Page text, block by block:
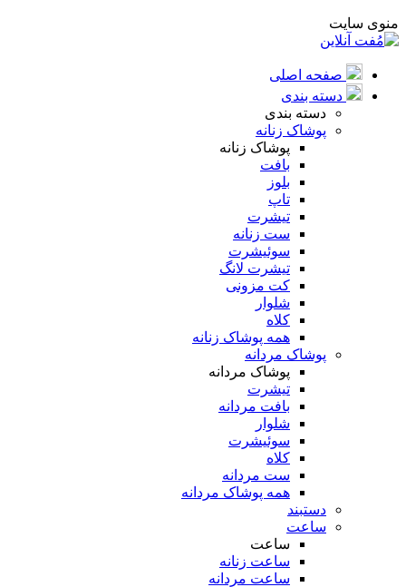
منوی سایت
صفحه اصلی
دسته بندی
دسته بندی
پوشاک زنانه
پوشاک زنانه
بافت
بلوز
تاپ
تیشرت
ست زنانه
سوئیشرت
تیشرت لانگ
کت مزونی
شلوار
کلاه
همه پوشاک زنانه
پوشاک مردانه
پوشاک مردانه
تیشرت
بافت مردانه
شلوار
سوئیشرت
کلاه
ست مردانه
همه پوشاک مردانه
دستبند
ساعت
ساعت
ساعت زنانه
ساعت مردانه